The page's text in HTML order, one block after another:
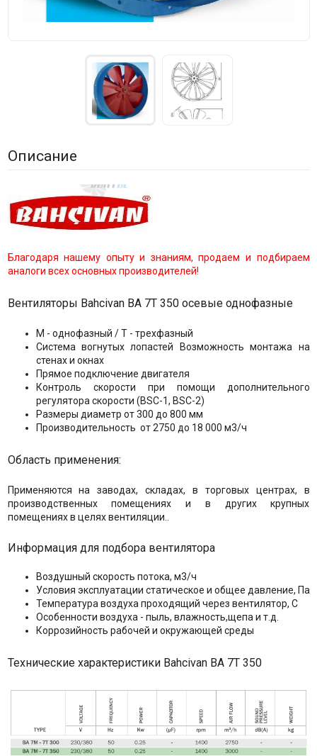
Описание
Благодаря нашему опыту и знаниям, продаем и подбираем
аналоги всех основных производителей!
Вентиляторы Bahcivan BA 7T 350 осевые однофазные
M - однофазный / T - трехфазный
Система вогнутых лопастей Возможность монтажа на
стенах и окнах
Прямое подключение двигателя
Контроль скорости при помощи дополнительного
регулятора скорости (BSC-1, BSC-2)
Размеры диаметр от 300 до 800 мм
Производительность от 2750 до 18 000 м3/ч
Область применения:
Применяются на заводах, складах, в торговых центрах, в
производственных помещениях и в других крупных
помещениях в целях вентиляции..
Информация для подбора вентилятора
Воздушный скорость потока, м3/ч
Условия эксплуатации статическое и общее давление, Па
Температура воздуха проходящий через вентилятор, С
Особенности воздуха - пыль, влажность,щепа и т.д.
Коррозийность рабочей и окружающей среды
Технические характеристики Bahcivan BA 7T 350